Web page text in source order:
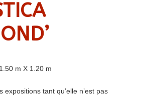
1.50 m X 1.20 m
expositions tant qu’elle n’est pas